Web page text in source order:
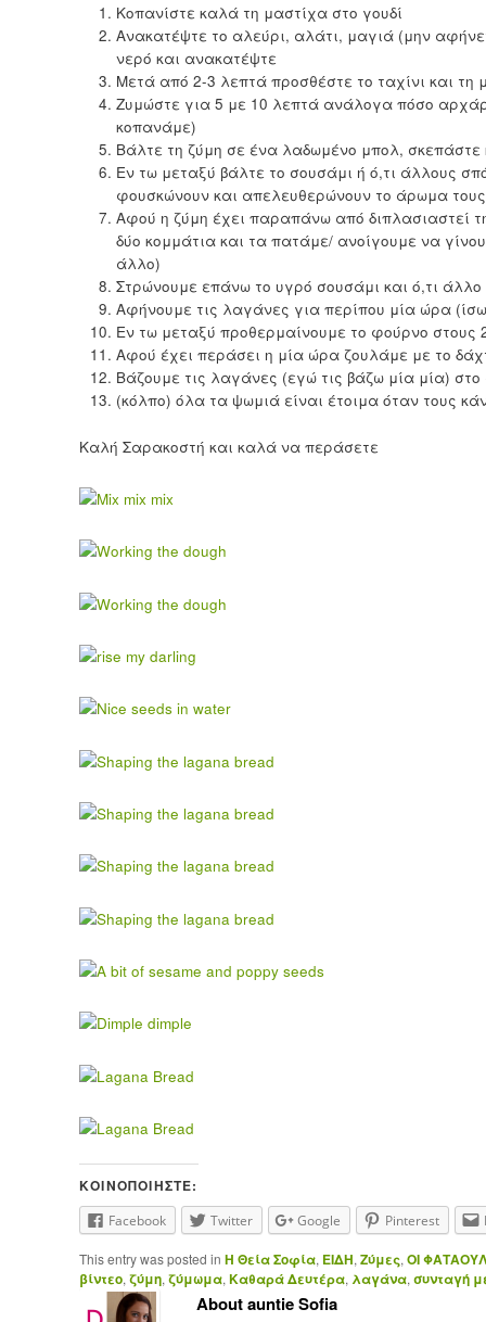
Κοπανίστε καλά τη μαστίχα στο γουδί
Ανακατέψτε το αλεύρι, αλάτι, μαγιά (μην
νερό και ανακατέψτε
Μετά από 2-3 λεπτά προσθέστε το ταχίνι και τη
Ζυμώστε για 5 με 10 λεπτά ανάλογα πόσο
κοπανάμε)
Βάλτε τη ζύμη σε ένα λαδωμένο μπολ,
Εν τω μεταξύ βάλτε το σουσάμι ή ό,τι άλλους
φουσκώνουν και απελευθερώνουν το άρωμα
Αφού η ζύμη έχει παραπάνω από διπλασιαστεί
δύο κομμάτια και τα πατάμε/ ανοίγουμε να
άλλο)
Στρώνουμε επάνω το υγρό σουσάμι και ό,τι
Αφήνουμε τις λαγάνες για περίπου μία ώρα
Εν τω μεταξύ προθερμαίνουμε το φούρνο στους
Αφού έχει περάσει η μία ώρα ζουλάμε με το
Βάζουμε τις λαγάνες (εγώ τις βάζω μία μία)
(κόλπο) όλα τα ψωμιά είναι έτοιμα όταν τους
Καλή Σαρακοστή και καλά να περάσετε
ΚΟΙΝΟΠΟΙΉΣΤΕ:
Facebook Twitter Google Pinterest
This entry was posted in H Θεία Σοφία, ΕΙΔΗ, Ζύμες, ΟΙ
βίντεο, ζύμη, ζύμωμα, Καθαρά Δευτέρα, λαγάνα, συνταγή
About auntie Sofia